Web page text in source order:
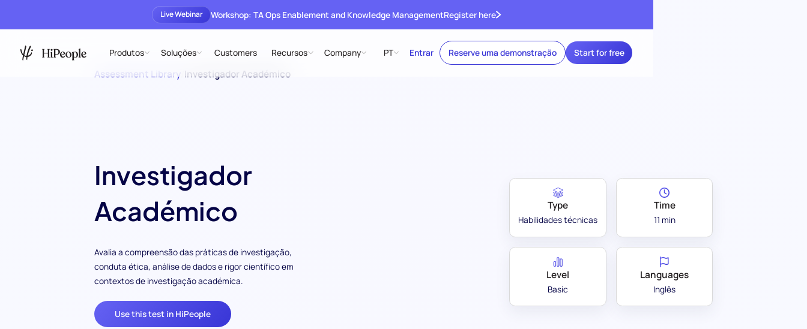
Live Webinar Workshop: TA Ops Enablement and Knowledge ManagementRegister here
Produtos Soluções Customers Recursos Company PT Entrar Reserve uma demonstração Start for free
Assessment Library Investigador Académico
Investigador
Académico
Avalia a compreensão das práticas de investigação,
conduta ética, análise de dados e rigor científico em
contextos de investigação académica.
Use this test in HiPeople
Type
Habilidades técnicas
Time
11 min
Level
Basic
Languages
Inglês